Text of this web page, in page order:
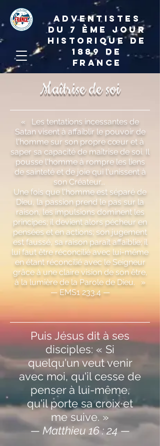
ADVENTISTES
DU 7 ème JOUR
HISTORIQUE DE
1889 de
france
Maîtrise de soi
« Les tentations incessantes de
Satan visent à affaiblir le pouvoir de
l'homme sur son propre cœur et à
saper sa capacité de maîtrise de soi. Il
pousse l'homme à rompre les liens
de sainteté et de joie qui l'unissent à
son Créateur...
Une fois que l'homme est séparé de
Dieu, la passion prend le pas sur la
raison, les impulsions dominent les
principes; il devient alors pécheur en
pensées et en actions; son jugement
est faussé, sa raison paraît affaiblie; il
lui faut être réconcilié avec lui-même
en étant réconcilié avec le Seigneur
grâce à une claire vision de son être,
à la lumière de la Parole de Dieu. »
— EMS1 233.4 —
Puis Jésus dit à ses
disciples: « Si
quelqu'un veut venir
avec moi, qu'il cesse de
penser à lui-même,
qu'il porte sa croix et
me suive. »
— Matthieu 16 : 24 —